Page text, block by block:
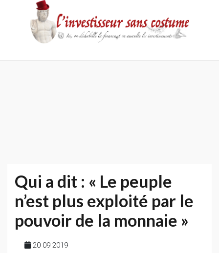
confidentialité
Qui a dit : « Le peuple
n’est plus exploité par le
pouvoir de la monnaie »
20 09 2019